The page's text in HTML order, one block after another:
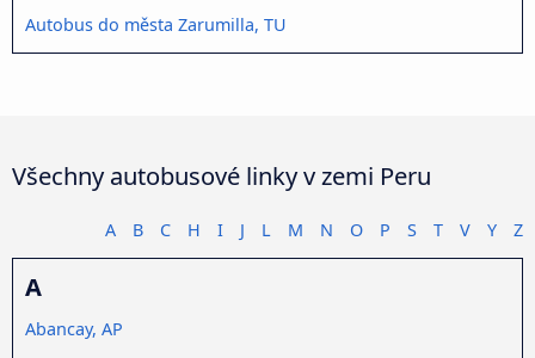
Autobus do města Zarumilla, TU
Všechny autobusové linky v zemi Peru
A B C H I J L M N O P S T V Y Z
A
Abancay, AP